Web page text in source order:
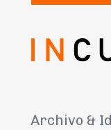
Archivo &